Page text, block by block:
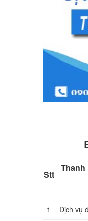
Stt
Thanh
1 Dịch vụ